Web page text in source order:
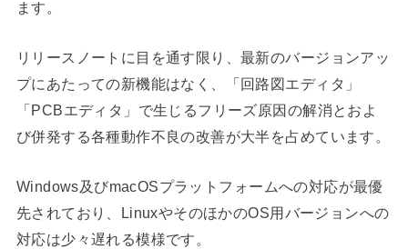
ます。
リリースノートに目を通す限り、最新のバージョンアッ
プにあたっての新機能はなく、「回路図エディタ」
「PCBエディタ」で生じるフリーズ原因の解消とおよ
び併発する各種動作不良の改善が大半を占めています。
Windows及びmacOSプラットフォームへの対応が最優
先されており、LinuxやそのほかのOS用バージョンへの
対応は少々遅れる模様です。